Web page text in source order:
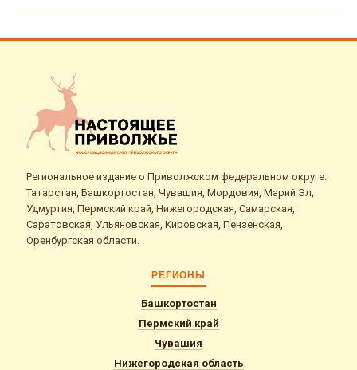
Региональное издание о Приволжском федеральном округе.
Татарстан, Башкортостан, Чувашия, Мордовия, Марий Эл,
Удмуртия, Пермский край, Нижегородская, Самарская,
Саратовская, Ульяновская, Кировская, Пензенская,
Оренбургская области.
РЕГИОНЫ
Башкортостан
Пермский край
Чувашия
Нижегородская область